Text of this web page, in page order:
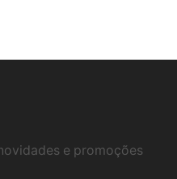
e promoções